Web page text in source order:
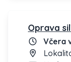
Oprava
Včera